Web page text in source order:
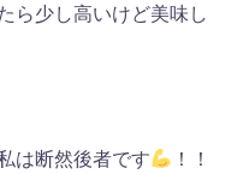
ら少し高いけど美味し
は断然後者です ！！